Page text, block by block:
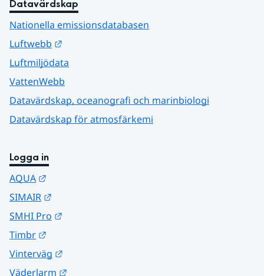
Datavärdskap
Nationella emissionsdatabasen
Luftwebb
Luftmiljödata
VattenWebb
Datavärdskap, oceanografi och marinbiologi
Datavärdskap för atmosfärkemi
Logga in
AQUA
SIMAIR
SMHI Pro
Timbr
Vinterväg
Väderlarm